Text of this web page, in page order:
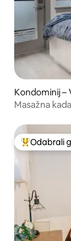
Kondominij –
Masažna
Među
Odabrali